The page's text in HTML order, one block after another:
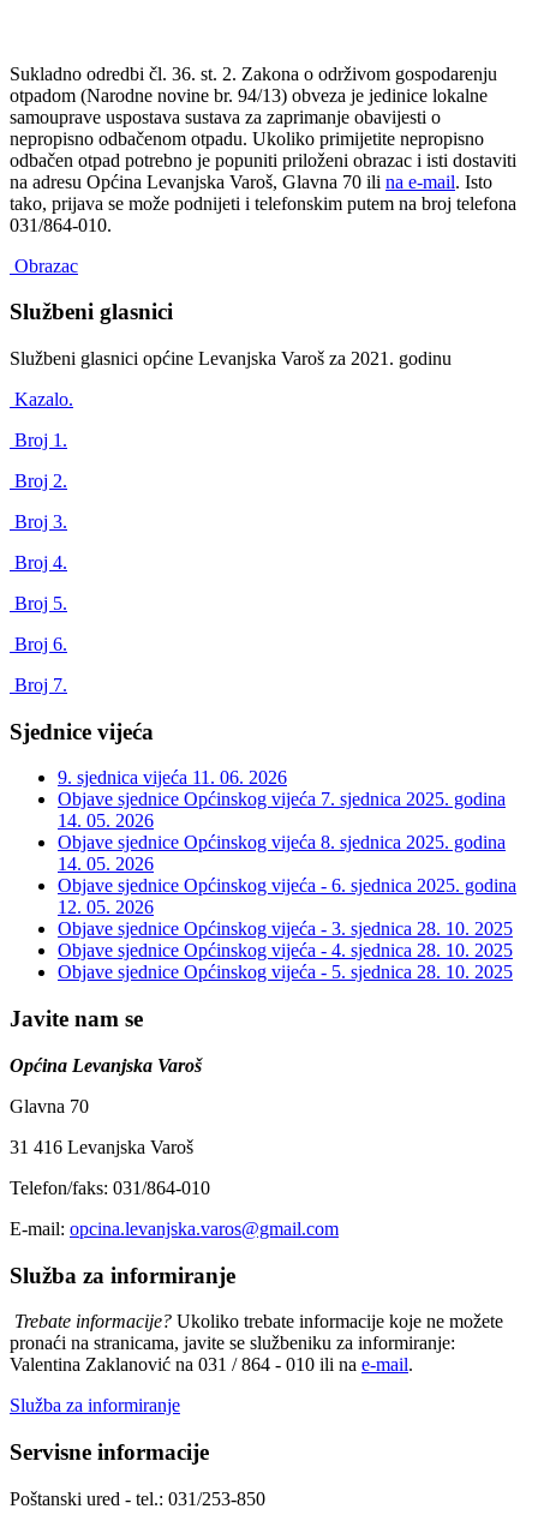
Sukladno odredbi čl. 36. st. 2. Zakona o održivom gospodarenju
otpadom (Narodne novine br. 94/13) obveza je jedinice lokalne
samouprave uspostava sustava za zaprimanje obavijesti o
nepropisno odbačenom otpadu. Ukoliko primijetite nepropisno
odbačen otpad potrebno je popuniti priloženi obrazac i isti dostaviti
na adresu Općina Levanjska Varoš, Glavna 70 ili na e-mail. Isto
tako, prijava se može podnijeti i telefonskim putem na broj telefona
031/864-010.
Obrazac
Službeni glasnici
Službeni glasnici općine Levanjska Varoš za 2021. godinu
Kazalo.
Broj 1.
Broj 2.
Broj 3.
Broj 4.
Broj 5.
Broj 6.
Broj 7.
Sjednice vijeća
9. sjednica vijeća 11. 06. 2026
Objave sjednice Općinskog vijeća 7. sjednica 2025. godina
14. 05. 2026
Objave sjednice Općinskog vijeća 8. sjednica 2025. godina
14. 05. 2026
Objave sjednice Općinskog vijeća - 6. sjednica 2025. godina
12. 05. 2026
Objave sjednice Općinskog vijeća - 3. sjednica 28. 10. 2025
Objave sjednice Općinskog vijeća - 4. sjednica 28. 10. 2025
Objave sjednice Općinskog vijeća - 5. sjednica 28. 10. 2025
Javite nam se
Općina Levanjska Varoš
Glavna 70
31 416 Levanjska Varoš
Telefon/faks: 031/864-010
E-mail: opcina.levanjska.varos@gmail.com
Služba za informiranje
Trebate informacije? Ukoliko trebate informacije koje ne možete
pronaći na stranicama, javite se službeniku za informiranje:
Valentina Zaklanović na 031 / 864 - 010 ili na e-mail.
Služba za informiranje
Servisne informacije
Poštanski ured - tel.: 031/253-850